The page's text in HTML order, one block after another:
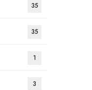
35
35
1
3